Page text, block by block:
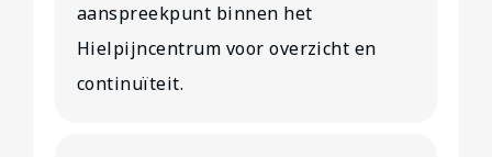
aanspreekpunt binnen het
Hielpijncentrum voor overzicht en
continuïteit.